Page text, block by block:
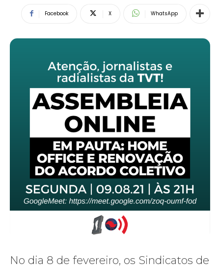
Facebook X WhatsApp
No dia 8 de fevereiro, os Sindicatos de